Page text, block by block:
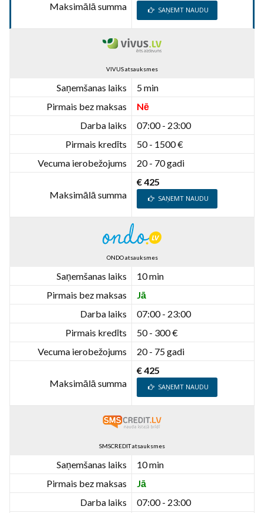
Maksimālā summa SAŅEMT NAUDU
VIVUS atsauksmes
Saņemšanas laiks
5 min
Pirmais bez maksas
Nē
Darba laiks
07:00 - 23:00
Pirmais kredīts
50 - 1500 €
Vecuma ierobežojums
20 - 70 gadi
Maksimālā summa
€ 425
SAŅEMT NAUDU
ONDO atsauksmes
Saņemšanas laiks
10 min
Pirmais bez maksas
Jā
Darba laiks
07:00 - 23:00
Pirmais kredīts
50 - 300 €
Vecuma ierobežojums
20 - 75 gadi
Maksimālā summa
€ 425
SAŅEMT NAUDU
SMSCREDIT atsauksmes
Saņemšanas laiks
10 min
Pirmais bez maksas
Jā
Darba laiks
07:00 - 23:00